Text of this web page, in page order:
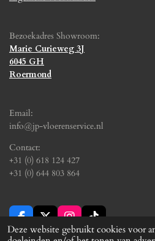
Deze website gebruikt cookies voor
Bezoekadres Showroom:
Marie Curieweg 3J
6045 GH
Roermond
Email:
info@jp-vloerenservice.nl
Contact:
+31 (0) 618 124 427
+31 (0) 644 803 864
a
n
i
© 2024 - 2026 JP Vloerenservice